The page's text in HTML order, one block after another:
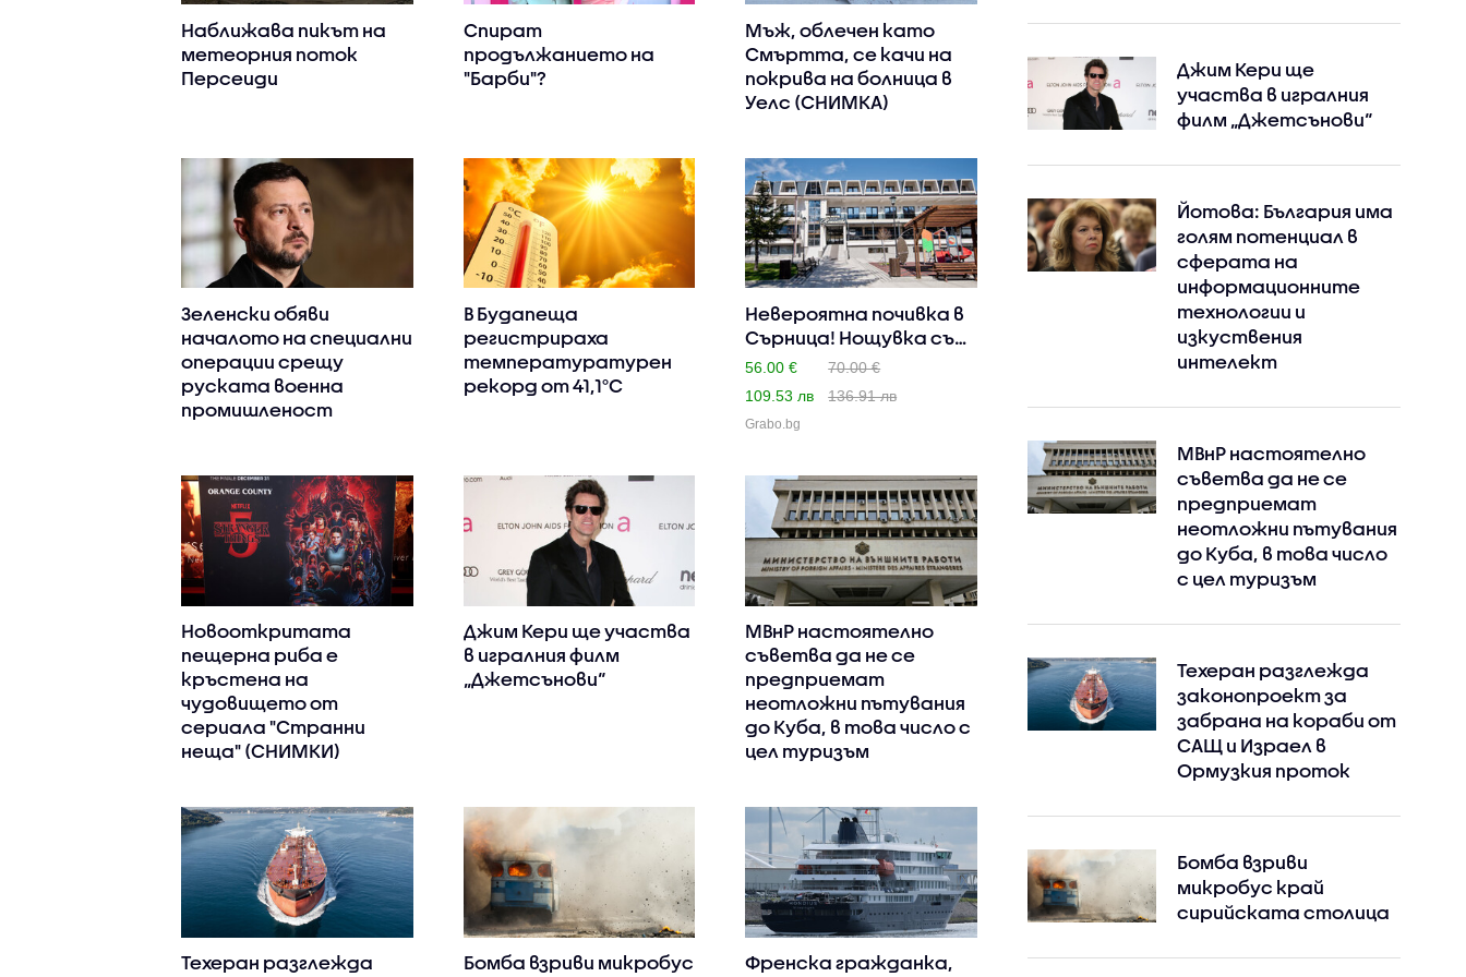
Наближава пикът на
метеорния поток
Персеиди
Спират
продължанието на
"Барби"?
Мъж, облечен като
Смъртта, се качи на
покрива на болница в
Уелс (СНИМКА)
Зеленски обяви
началото на специални
операции срещу
руската военна
промишленост
В Будапеща
регистрираха
температуратурен
рекорд от 41,1°C
Невероятна почивка в
Сърница! Нощувка със
за..
56.00 €
70.00 €
109.53 лв
136.91 лв
Grabo.bg
Новооткритата
пещерна риба е
кръстена на
чудовището от
сериала "Странни
неща" (СНИМКИ)
Джим Кери ще участва
в игралния филм
„Джетсънови“
МВнР настоятелно
съветва да не се
предприемат
неотложни пътувания
до Куба, в това число с
цел туризъм
Техеран разглежда
Бомба взриви микробус
Френска гражданка,
Джим Кери ще
участва в игралния
филм „Джетсънови“
Йотова: България има
голям потенциал в
сферата на
информационните
технологии и
изкуствения
интелект
МВнР настоятелно
съветва да не се
предприемат
неотложни пътувания
до Куба, в това число
с цел туризъм
Техеран разглежда
законопроект за
забрана на кораби от
САЩ и Израел в
Ормузкия проток
Бомба взриви
микробус край
сирийската столица